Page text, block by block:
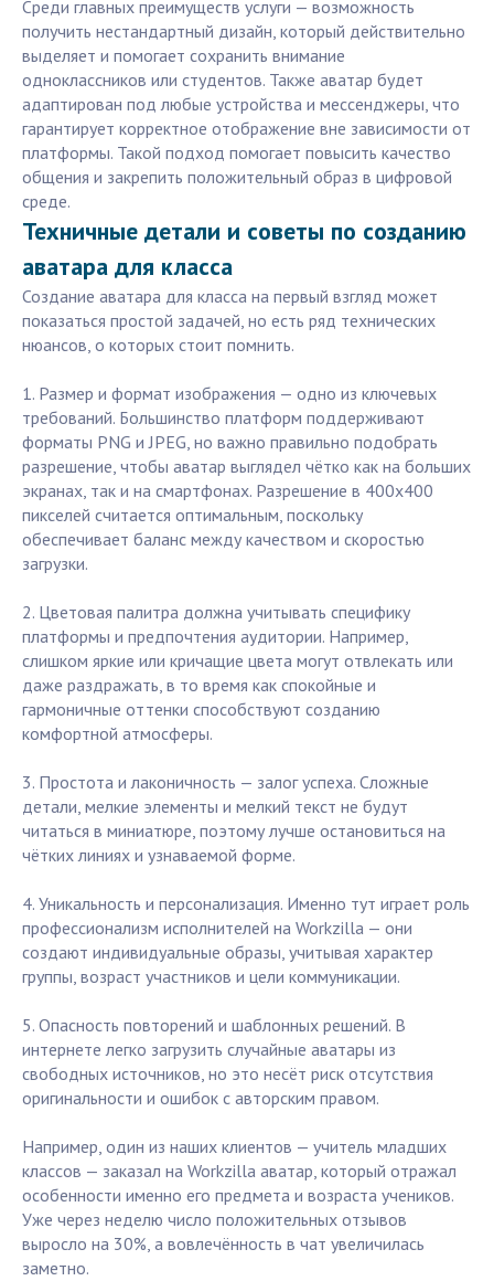
Среди главных преимуществ услуги — возможность
получить нестандартный дизайн, который действительно
выделяет и помогает сохранить внимание
одноклассников или студентов. Также аватар будет
адаптирован под любые устройства и мессенджеры, что
гарантирует корректное отображение вне зависимости от
платформы. Такой подход помогает повысить качество
общения и закрепить положительный образ в цифровой
среде.
Техничные детали и советы по созданию
аватара для класса
Создание аватара для класса на первый взгляд может
показаться простой задачей, но есть ряд технических
нюансов, о которых стоит помнить.
1. Размер и формат изображения — одно из ключевых
требований. Большинство платформ поддерживают
форматы PNG и JPEG, но важно правильно подобрать
разрешение, чтобы аватар выглядел чётко как на больших
экранах, так и на смартфонах. Разрешение в 400x400
пикселей считается оптимальным, поскольку
обеспечивает баланс между качеством и скоростью
загрузки.
2. Цветовая палитра должна учитывать специфику
платформы и предпочтения аудитории. Например,
слишком яркие или кричащие цвета могут отвлекать или
даже раздражать, в то время как спокойные и
гармоничные оттенки способствуют созданию
комфортной атмосферы.
3. Простота и лаконичность — залог успеха. Сложные
детали, мелкие элементы и мелкий текст не будут
читаться в миниатюре, поэтому лучше остановиться на
чётких линиях и узнаваемой форме.
4. Уникальность и персонализация. Именно тут играет роль
профессионализм исполнителей на Workzilla — они
создают индивидуальные образы, учитывая характер
группы, возраст участников и цели коммуникации.
5. Опасность повторений и шаблонных решений. В
интернете легко загрузить случайные аватары из
свободных источников, но это несёт риск отсутствия
оригинальности и ошибок с авторским правом.
Например, один из наших клиентов — учитель младших
классов — заказал на Workzilla аватар, который отражал
особенности именно его предмета и возраста учеников.
Уже через неделю число положительных отзывов
выросло на 30%, а вовлечённость в чат увеличилась
заметно.